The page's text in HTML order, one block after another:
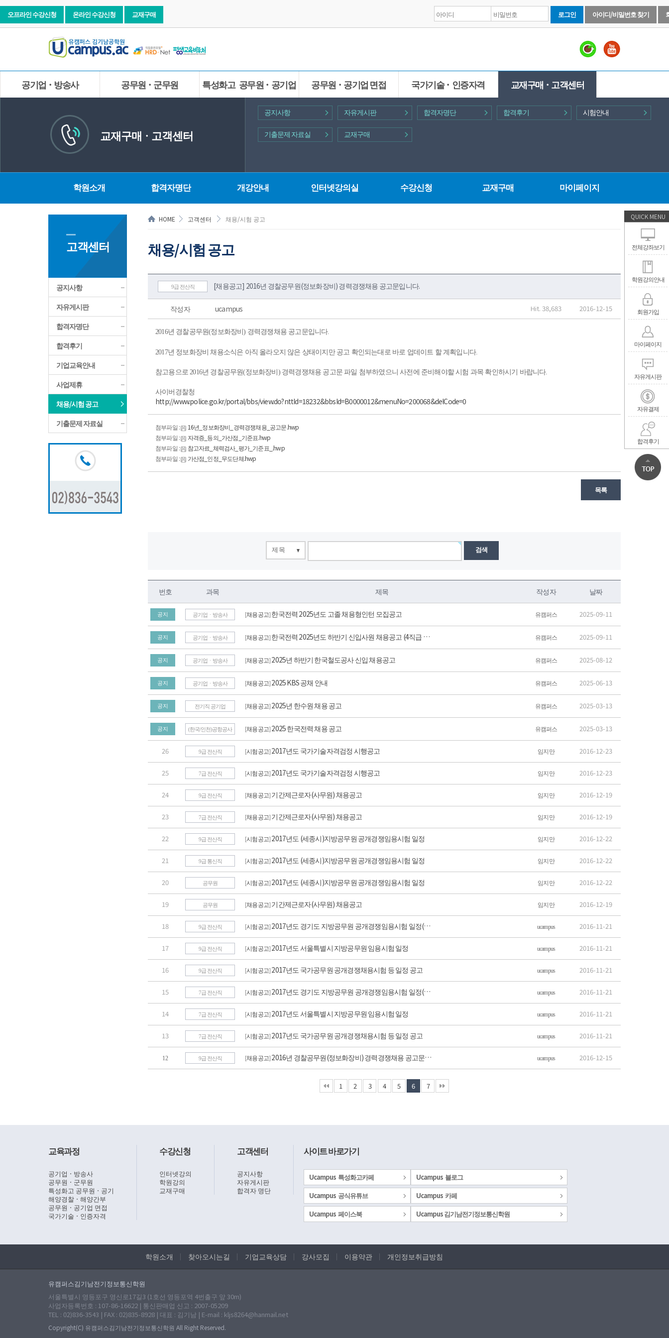
오프라인 수강신청 온라인 수강신청 교재구매 로그인 아이디/비밀번호 찾기
공기업ㆍ방송사 공무원ㆍ군무원 특성화고 공무원ㆍ공기업 공무원ㆍ공기업 면접 국가기술ㆍ인증자격 교재구매ㆍ고객센터
교재구매ㆍ고객센터
공지사항 자유게시판 합격자명단 합격후기 시험안내
기출문제 자료실 교재구매
QUICK MENU
전체강좌보기
학원강의안내
회원가입
마이페이지
자유게시판
자유결제
합격후기
학원소개 합격자명단 개강안내 인터넷강의실 수강신청 교재구매 마이페이지
고객센터
공지사항
자유게시판
합격자명단
합격후기
기업교육안내
사업제휴
채용/시험 공고
기출문제 자료실
HOME 고객센터 채용/시험 공고
채용/시험 공고
9급 전산직 [채용공고] 2016년 경찰공무원(정보화장비) 경력경쟁채용 공고문입니다.
작성자 ucampus Hit. 38,683 2016-12-15
2016년 경찰공무원(정보화장비) 경력경쟁채용 공고문입니다.
2017년 정보화장비 채용소식은 아직 올라오지 않은 상태이지만 공고 확인되는대로 바로 업데이트 할 계획입니다.
참고용으로 2016년 경찰공무원(정보화장비) 경력경쟁채용 공고문 파일 첨부하였으니 사전에 준비해야할 시험 과목 확인하시기 바랍니다.
사이버경찰청
http://www.police.go.kr/portal/bbs/view.do?nttId=18232&bbsId=B0000012&menuNo=200068&delCode=0
첨부파일 :
16년_정보화장비_경력경쟁채용_공고문.hwp
첨부파일 :
자격증_등의_가산점_기준표.hwp
첨부파일 :
참고자료_체력검사_평가_기준표_.hwp
첨부파일 :
가산점_인정_무도단체.hwp
목록
제목 검색
번호 과목 제목 작성자 날짜
공지 공기업ㆍ방송사 [채용공고] 한국전력 2025년도 고졸 채용형인턴 모집공고 유캠퍼스 2025-09-11
공지 공기업ㆍ방송사 [채용공고] 한국전력 2025년도 하반기 신입사원 채용공고 (4직급 … 유캠퍼스 2025-09-11
공지 공기업ㆍ방송사 [채용공고] 2025년 하반기 한국철도공사 신입 채용공고 유캠퍼스 2025-08-12
공지 공기업ㆍ방송사 [채용공고] 2025 KBS 공채 안내 유캠퍼스 2025-06-13
공지 전기직 공기업 [채용공고] 2025년 한수원 채용 공고 유캠퍼스 2025-03-13
공지 (한국/인천)공항공사 [채용공고] 2025 한국전력 채용 공고 유캠퍼스 2025-03-13
26 9급 전산직 [시험공고] 2017년도 국가기술자격검정 시행공고 임지만 2016-12-23
25 7급 전산직 [시험공고] 2017년도 국가기술자격검정 시행공고 임지만 2016-12-23
24 9급 전산직 [채용공고] 기간제근로자(사무원) 채용공고 임지만 2016-12-19
23 7급 전산직 [채용공고] 기간제근로자(사무원) 채용공고 임지만 2016-12-19
22 9급 전산직 [시험공고] 2017년도 (세종시)지방공무원 공개경쟁임용시험 일정 임지만 2016-12-22
21 9급 통신직 [시험공고] 2017년도 (세종시)지방공무원 공개경쟁임용시험 일정 임지만 2016-12-22
20 공무원 [시험공고] 2017년도 (세종시)지방공무원 공개경쟁임용시험 일정 임지만 2016-12-22
19 공무원 [채용공고] 기간제근로자(사무원) 채용공고 임지만 2016-12-19
18 9급 전산직 [시험공고] 2017년도 경기도 지방공무원 공개경쟁임용시험 일정(… ucampus 2016-11-21
17 9급 전산직 [시험공고] 2017년도 서울특별시 지방공무원 임용시험 일정 ucampus 2016-11-21
16 9급 전산직 [시험공고] 2017년도 국가공무원 공개경쟁채용시험 등 일정 공고 ucampus 2016-11-21
15 7급 전산직 [시험공고] 2017년도 경기도 지방공무원 공개경쟁임용시험 일정(… ucampus 2016-11-21
14 7급 전산직 [시험공고] 2017년도 서울특별시 지방공무원 임용시험 일정 ucampus 2016-11-21
13 7급 전산직 [시험공고] 2017년도 국가공무원 공개경쟁채용시험 등 일정 공고 ucampus 2016-11-21
12 9급 전산직 [채용공고] 2016년 경찰공무원(정보화장비) 경력경쟁채용 공고문… ucampus 2016-12-15
1 2 3 4 5 6 7
교육과정
공기업ㆍ방송사
공무원ㆍ군무원
특성화고 공무원ㆍ공기
해양경찰ㆍ해양간부
공무원ㆍ공기업 면접
국가기술ㆍ인증자격
수강신청
인터넷강의
학원강의
교재구매
고객센터
공지사항
자유게시판
합격자 명단
사이트 바로가기
Ucampus 특성화고카페
Ucampus 블로그
Ucampus 공식유튜브
Ucampus 카페
Ucampus 페이스북
Ucampus 김기남전기정보통신학원
학원소개 찾아오시는길 기업교육상담 강사모집 이용약관 개인정보취급방침
유캠퍼스김기남전기정보통신학원
서울특별시 영등포구 영신로17길3 (1호선 영등포역 4번출구 앞 30m)
사업자등록번호 : 107-86-16622 | 통신판매업 신고 : 2007-05209
TEL : 02)836-3543 | FAX : 02)835-8928 | 대표 : 김기남 | E-mail : kljs8264@hanmail.net
Copyright(C) 유캠퍼스김기남전기정보통신학원 All Right Reserved.